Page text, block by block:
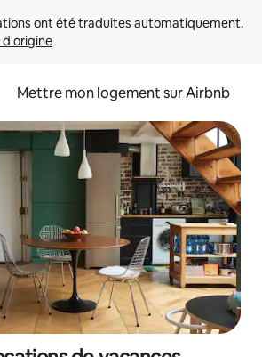
d'origine
Mettre mon logement sur Airbnb